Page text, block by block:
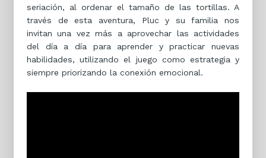
seriación, al ordenar el tamaño de las tortillas. A
través de esta aventura, Pluc y su familia nos
invitan una vez más a aprovechar las actividades
del día a día para aprender y practicar nuevas
habilidades, utilizando el juego como estrategia y
siempre priorizando la conexión emocional.